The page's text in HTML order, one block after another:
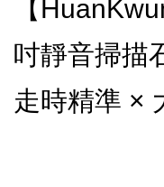
【
吋靜音掃描
走時精準 ×